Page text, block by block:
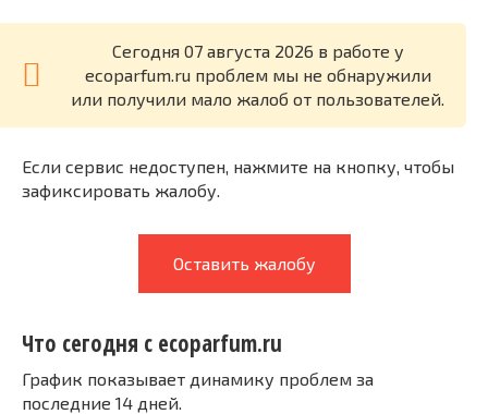
Cегодня 07 августа 2026 в работе у
ecoparfum.ru проблем мы не обнаружили
или получили мало жалоб от пользователей.
Если сервис недоступен, нажмите на кнопку, чтобы
зафиксировать жалобу.
Оставить жалобу
Что сегодня с ecoparfum.ru
График показывает динамику проблем за
последние 14 дней.